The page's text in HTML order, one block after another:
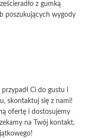
z gumką
poszukujących wygody
Ci do gustu i
skontaktuj się z nami!
ofertę i dostosujemy
na Twój kontakt,